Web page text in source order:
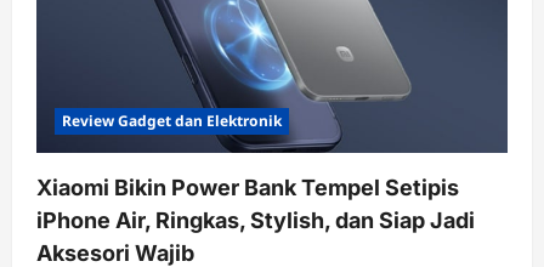
Review Gadget dan Elektronik
Xiaomi Bikin Power Bank Tempel Setipis
iPhone Air, Ringkas, Stylish, dan Siap Jadi
Aksesori Wajib